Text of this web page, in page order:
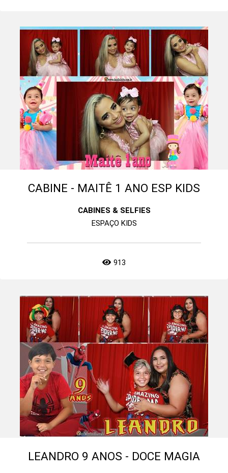
CABINE - MAITÊ 1 ANO ESP KIDS
CABINES & SELFIES
ESPAÇO KIDS
913
LEANDRO 9 ANOS - DOCE MAGIA